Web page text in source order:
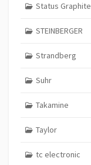
Status Graphite
STEINBERGER
Strandberg
Suhr
Takamine
Taylor
tc electronic